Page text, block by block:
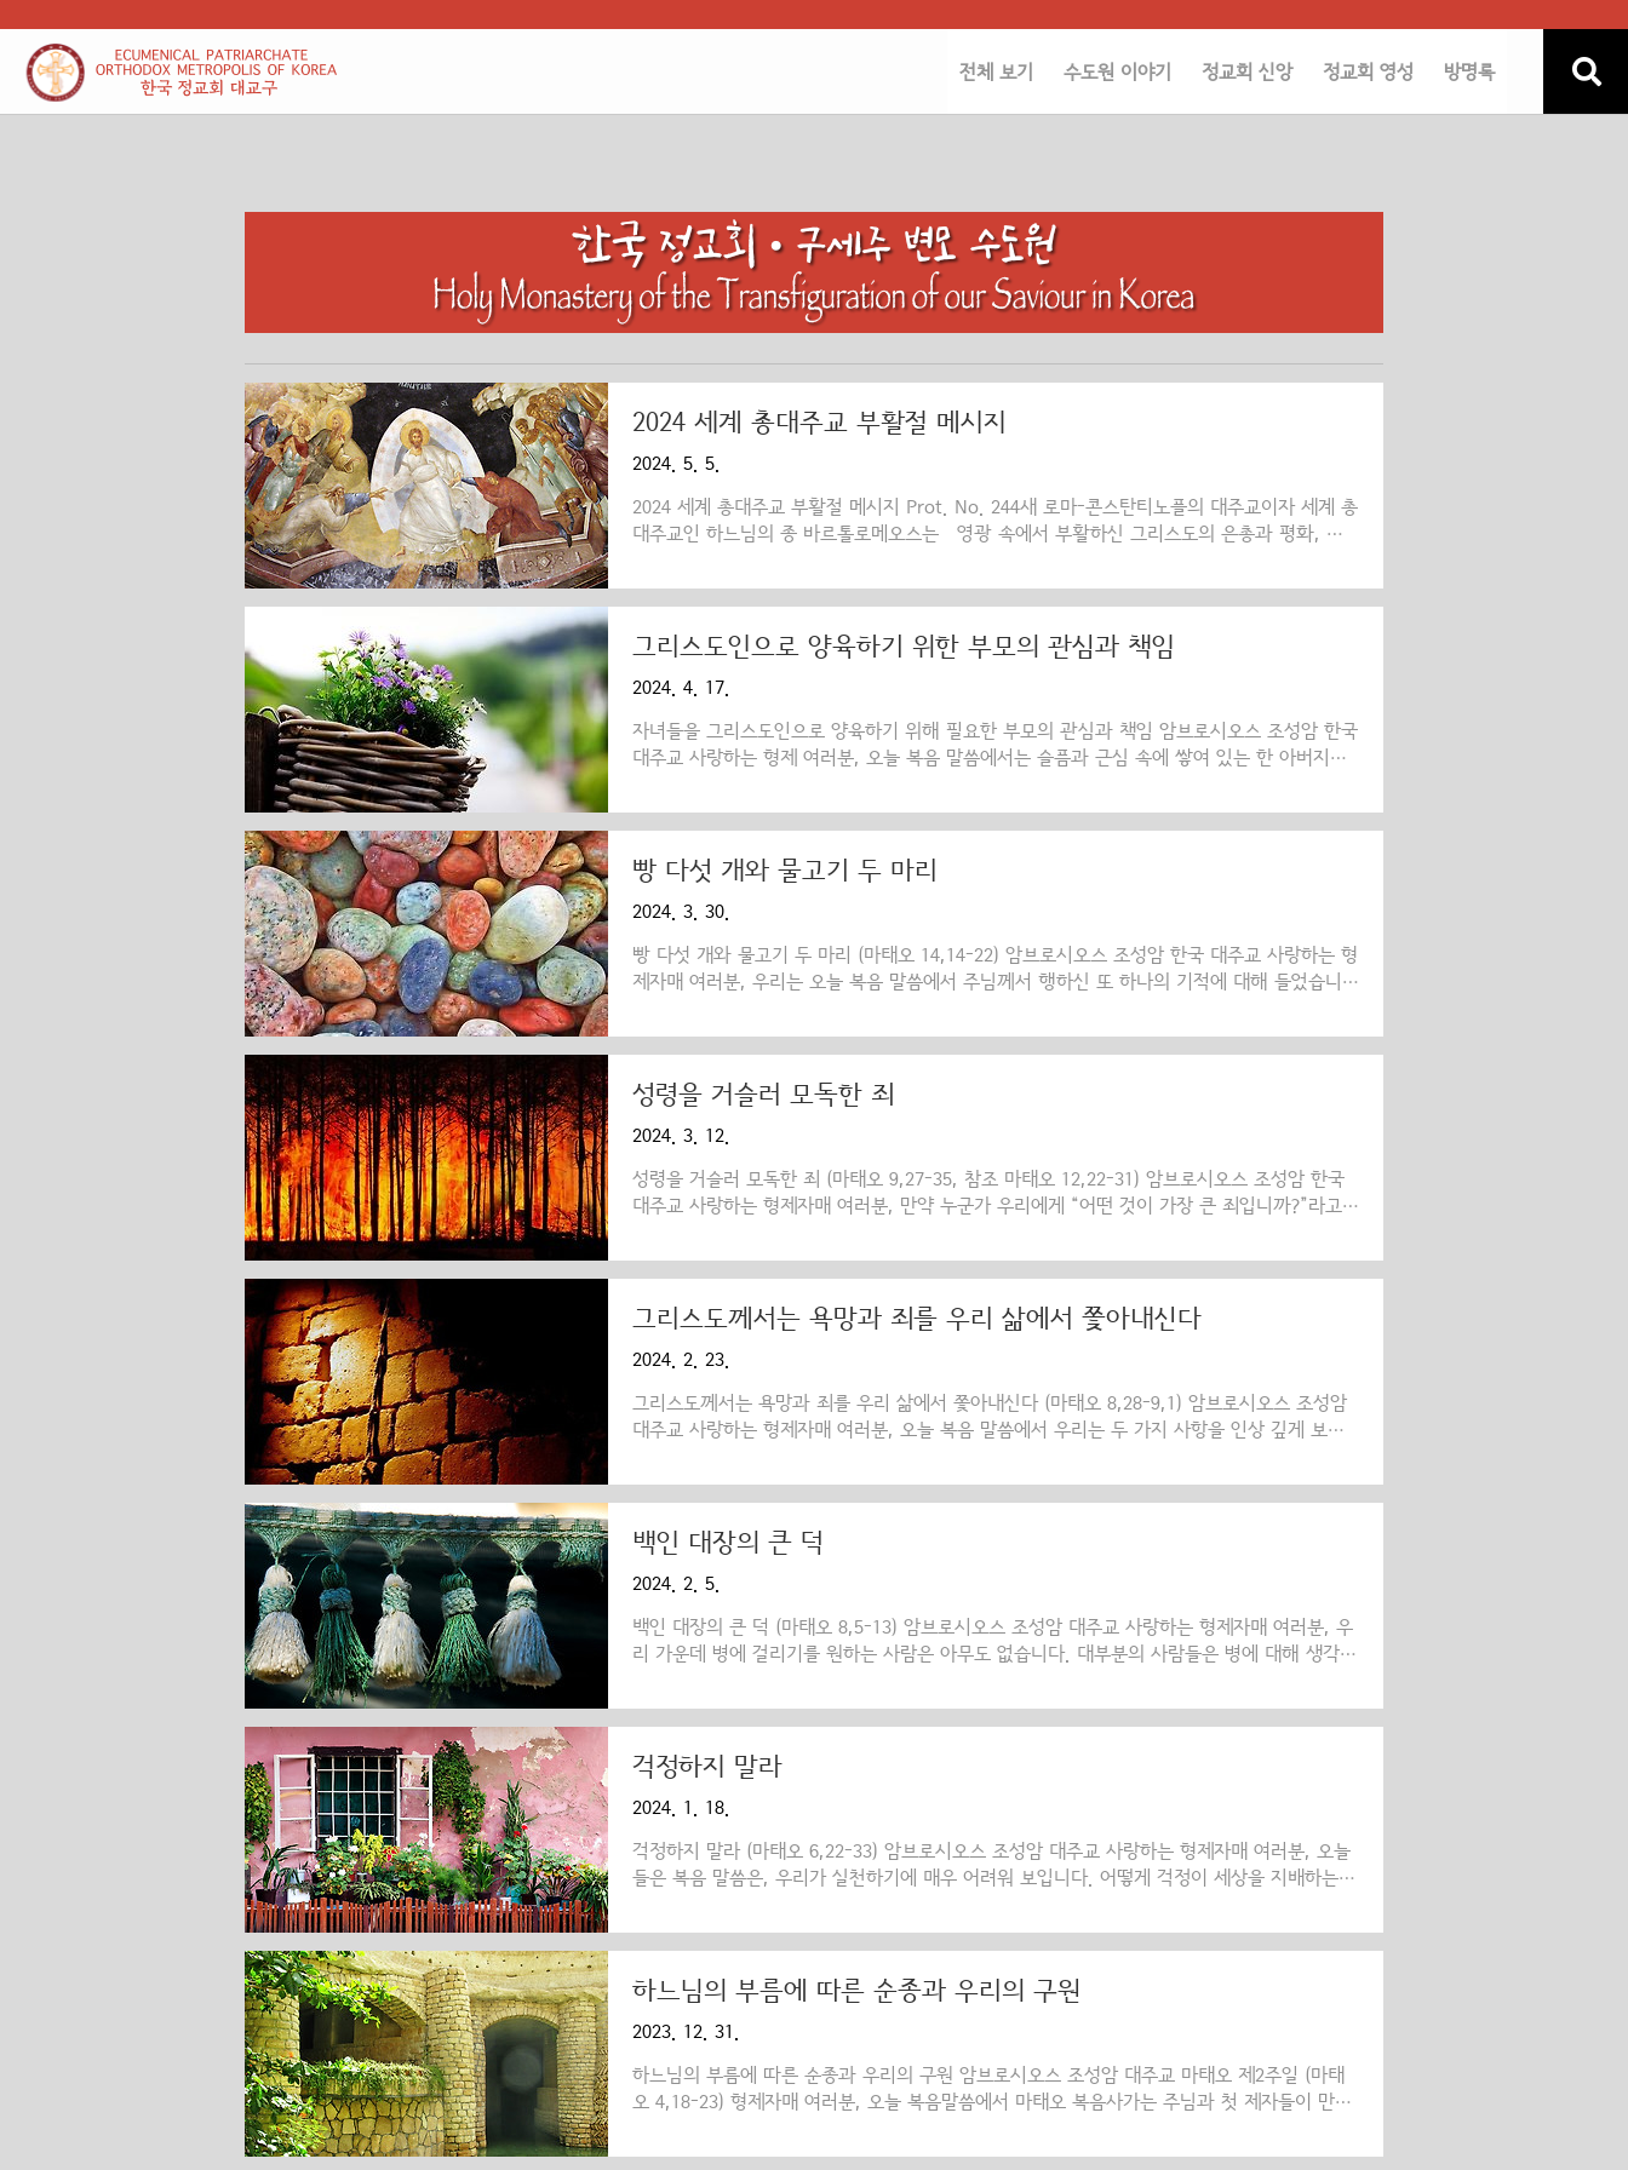
전체 보기 수도원 이야기 정교회 신앙 정교회 영성 방명록
2024 세계 총대주교 부활절 메시지
2024. 5. 5.
2024 세계 총대주교 부활절 메시지 Prot. No. 244새 로마-콘스탄티노플의 대주교이자 세계 총
대주교인 하느님의 종 바르톨로메오스는 영광 속에서 부활하신 그리스도의 은총과 평화, 자
는 기쁨으로, 또 모든 좋은 것을 주시는 하느님의 은..
그리스도인으로 양육하기 위한 부모의 관심과 책임
2024. 4. 17.
자녀들을 그리스도인으로 양육하기 위해 필요한 부모의 관심과 책임 암브로시오스 조성암 한국
대주교 사랑하는 형제 여러분, 오늘 복음 말씀에서는 슬픔과 근심 속에 쌓여 있는 한 아버지를
비참한 상황에 처한 아이를 보면서 두 배로 괴로워하고 고통스러워했습니다. 그러나 아이를 도
도 그 아이를 마귀로부터 자유롭게 풀어줄 수 없습니다. 그리하여 이 아버지는 마지막 피난처인
베푸소서. 그 아이는 가끔 불 속에 뛰어들기도 하고 물속에 빠지기도 합니다..
빵 다섯 개와 물고기 두 마리
2024. 3. 30.
빵 다섯 개와 물고기 두 마리 (마태오 14,14-22) 암브로시오스 조성암 한국 대주교 사랑하는 형
제자매 여러분, 우리는 오늘 복음 말씀에서 주님께서 행하신 또 하나의 기적에 대해 들었습니
로 오천 명 이상을 배부르게 먹이셨습니다. 이 기적은 우리에게 두 가지 가르침을 줍니다. 첫째
양식을 어떻게 사용해야 하는지를 배우는 것입니다. 주님께서는 혼자 쉬시기 위해서 한적한 장
시도록 놓아두지 않았습니다. 그래서 주님이 계신 곳으로 모여들었습니다..
성령을 거슬러 모독한 죄
2024. 3. 12.
성령을 거슬러 모독한 죄 (마태오 9,27-35, 참조 마태오 12,22-31) 암브로시오스 조성암 한국
대주교 사랑하는 형제자매 여러분, 만약 누군가 우리에게 “어떤 것이 가장 큰 죄입니까?”라고
수 있을까요? 대답하기에 앞서 먼저 조심해야 할 것은, 이 두 가지 중요한 질문에 우리의 생각
접 주시기 때문입니다. 주님께서는 이 두 가지 질문에 대해 “용서되지 않는 죄가 있다”라고 대
조) 그러면 이것이 어떤 죄인지, 또 자비로우신..
그리스도께서는 욕망과 죄를 우리 삶에서 쫓아내신다
2024. 2. 23.
그리스도께서는 욕망과 죄를 우리 삶에서 쫓아내신다 (마태오 8,28-9,1) 암브로시오스 조성암
대주교 사랑하는 형제자매 여러분, 오늘 복음 말씀에서 우리는 두 가지 사항을 인상 깊게 보았
들의 불경한 행동입니다. 주님의 형제이신 성 야고보 사도가 기록하였듯이, 마귀들도 예수 그리
닙니다. 다른 것이 필요한데, 그것은 바로 회개입니다. 하지만 사탄은 회개를 하지 않을 것입니
한다면 구원을 얻게 될 것입니다. 가다라 지방의 마귀들은..
백인 대장의 큰 덕
2024. 2. 5.
백인 대장의 큰 덕 (마태오 8,5-13) 암브로시오스 조성암 대주교 사랑하는 형제자매 여러분, 우
리 가운데 병에 걸리기를 원하는 사람은 아무도 없습니다. 대부분의 사람들은 병에 대해 생각하
자연스러운 것인데, 병과 죽음은 하느님이 창조하신 것이 아니라, 첫 피조물들의 타락으로 세상
방시켜 주시기 위해 그리스도께서 이 땅에 오셨습니다. 그리스도께서는 첫 피조물들이 지었던
았던 모든 선물과, 잃어버린 낙원을 우리에게 다시 베풀어 주셨습니다. ..
걱정하지 말라
2024. 1. 18.
걱정하지 말라 (마태오 6,22-33) 암브로시오스 조성암 대주교 사랑하는 형제자매 여러분, 오늘
들은 복음 말씀은, 우리가 실천하기에 매우 어려워 보입니다. 어떻게 걱정이 세상을 지배하는
는 사람들에게 어떻게 이 말씀을 전할 수 있을까요? 심지어 마음에 걱정을 가득 안고 살아가는
께서 ‘걱정하지 말라’는 말씀을 통해 어떤 의미를 전달하고자 하셨는지, 이 말씀으로 오는 결과
오늘 복음 말씀에서 우리가 안고 있는 많은 걱정으로부터 벗어..
하느님의 부름에 따른 순종과 우리의 구원
2023. 12. 31.
하느님의 부름에 따른 순종과 우리의 구원 암브로시오스 조성암 대주교 마태오 제2주일 (마태
오 4,18-23) 형제자매 여러분, 오늘 복음말씀에서 마태오 복음사가는 주님과 첫 제자들이 만난
남은 또한, 사람에 대한 하느님의 사랑과 하느님에 대한 사람의 사랑을 알게 되는 순간이었습니